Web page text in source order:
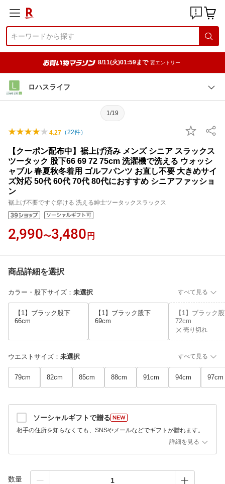
8/11(火)01:59まで 要エントリー
ロハスライフ
1/19
4.27 （22件）
【クーポン配布中】裾上げ済み メンズ シニア スラックス
ツータック 股下66 69 72 75cm 洗濯機で洗える ウォッシ
ャブル 春夏秋冬着用 ゴルフパンツ お直し不要 大きめサイ
ズ対応 50代 60代 70代 80代におすすめ シニアファッショ
ン
裾上げ不要ですぐ穿ける 洗える紳士ツータックスラックス
2,990〜3,480 円
商品詳細を選択
カラー・股下サイズ ： 未選択 すべて見る
【1】ブラック股下
66cm
【1】ブラック股下
69cm
【1】ブラック
72cm
売り切れ
ウエストサイズ ： 未選択 すべて見る
79cm 82cm 85cm 88cm 91cm 94cm 97cm
ソーシャルギフトで贈る
相手の住所を知らなくても、SNSやメールなどでギフトが贈れます。
詳細を見る
数量